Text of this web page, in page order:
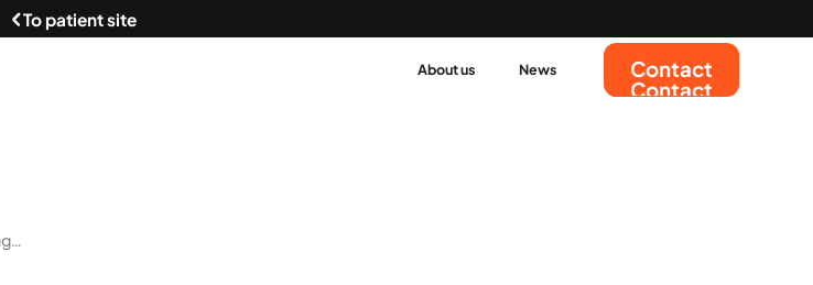
To patient site
About us News
Contact
Contact
WHO: Medizinische Warnung: Fälschungen Von Ozempic (Semaglutid)